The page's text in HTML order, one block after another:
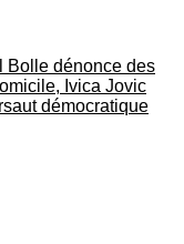
Bolle dénonce des
Ivica Jovic
démocratique